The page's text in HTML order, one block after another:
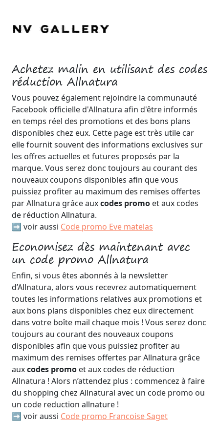
Achetez malin en utilisant des codes
réduction Allnatura
Vous pouvez également rejoindre la communauté
Facebook officielle d'Allnatura afin d'être informés
en temps réel des promotions et des bons plans
disponibles chez eux. Cette page est très utile car
elle fournit souvent des informations exclusives sur
les offres actuelles et futures proposés par la
marque. Vous serez donc toujours au courant des
nouveaux coupons disponibles afin que vous
puissiez profiter au maximum des remises offertes
par Allnatura grâce auxcodes promo et aux codes
de réduction Allnatura.
➡️ voir aussi Code promo Eve matelas
Economisez dès maintenant avec
un code promo Allnatura
Enfin, si vous êtes abonnés à la newsletter
d’Allnatura, alors vous recevrez automatiquement
toutes les informations relatives aux promotions et
aux bons plans disponibles chez eux directement
dans votre boîte mail chaque mois ! Vous serez donc
toujours au courant des nouveaux coupons
disponibles afin que vous puissiez profiter au
maximum des remises offertes par Allnatura grâce
auxcodes promo et aux codes de réduction
Allnatura ! Alors n’attendez plus : commencez à faire
du shopping chez Allnatural avec un code promo ou
un code reduction allnature !
➡️ voir aussi Code promo Francoise Saget